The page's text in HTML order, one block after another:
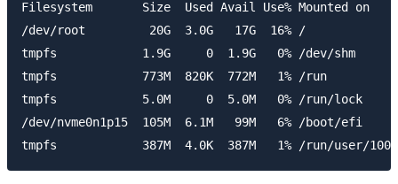
Filesystem       Size  Used Avail Use% Mounted on
/dev/root         20G  3.0G   17G  16% /
tmpfs            1.9G     0  1.9G   0% /dev/shm
tmpfs            773M  820K  772M   1% /run
tmpfs            5.0M     0  5.0M   0% /run/lock
/dev/nvme0n1p15  105M  6.1M   99M   6% /boot/efi